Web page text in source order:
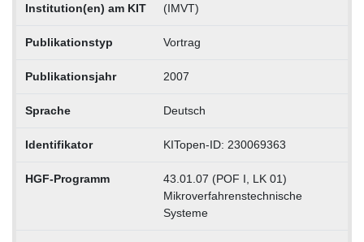
Institution(en) am KIT
(IMVT)
Publikationstyp Vortrag
Publikationsjahr 2007
Sprache Deutsch
Identifikator KITopen-ID: 230069363
HGF-Programm
43.01.07 (POF I, LK 01)
Mikroverfahrenstechnische
Systeme